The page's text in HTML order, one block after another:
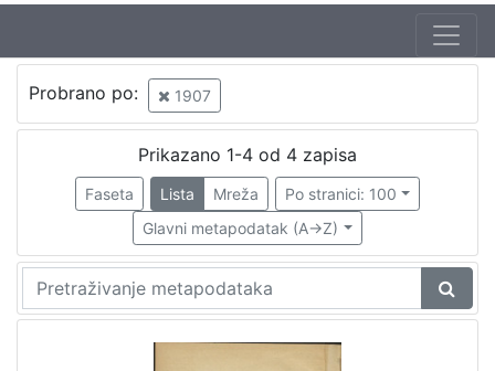
Jezik
hrvatski
Nakladnička
cjelina
Družba "Braća Hrvatskoga Zmaja"
Probrano po: 1907
Prikazano 1-4 od 4 zapisa
Faseta Lista Mreža
Po stranici: 100
Glavni metapodatak (A->Z)